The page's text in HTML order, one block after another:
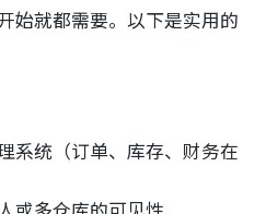
就都需要。以下是实用的
系统（订单、库存、财务在